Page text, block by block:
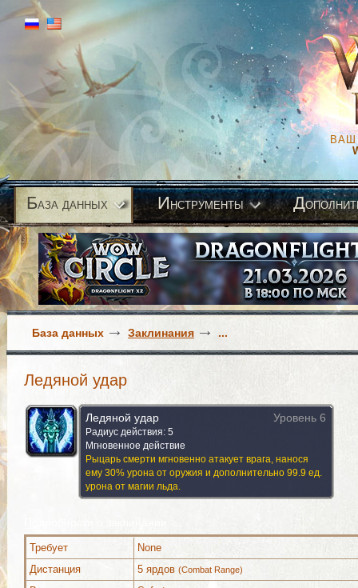
ВАШ
База данных Инструменты Д
База данных Заклинания ...
Ледяной удар
Ледяной удар Уровень 6
Радиус действия: 5
Мгновенное действие
Рыцарь смерти мгновенно атакует врага, нанося
ему 30% урона от оружия и дополнительно 99.9 ед.
урона от магии льда.
Требует
None
Дистанция
5 ярдов (Combat Range)